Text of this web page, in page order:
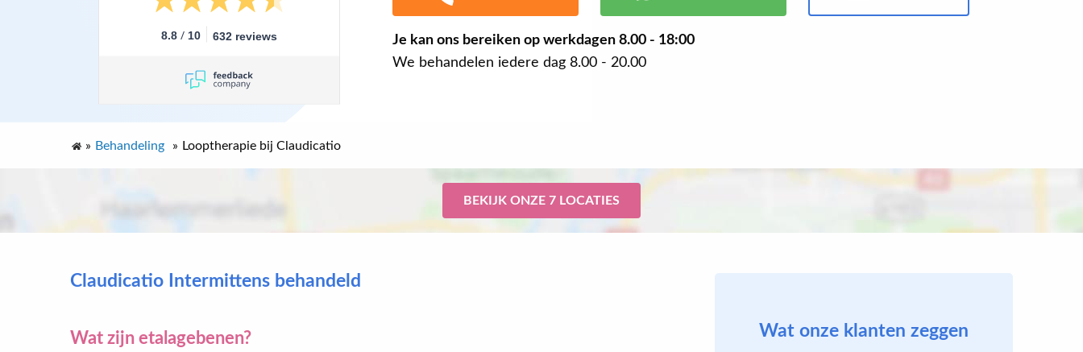
8.8 / 10 632 reviews Je kan ons bereiken op werkdagen8.00 - 18:00
We behandelen iedere dag 8.00 - 20.00
» Behandeling » Looptherapie bij Claudicatio
BEKIJK ONZE 7 LOCATIES
Claudicatio Intermittens behandeld
Wat zijn etalagebenen? Wat onze klanten zeggen